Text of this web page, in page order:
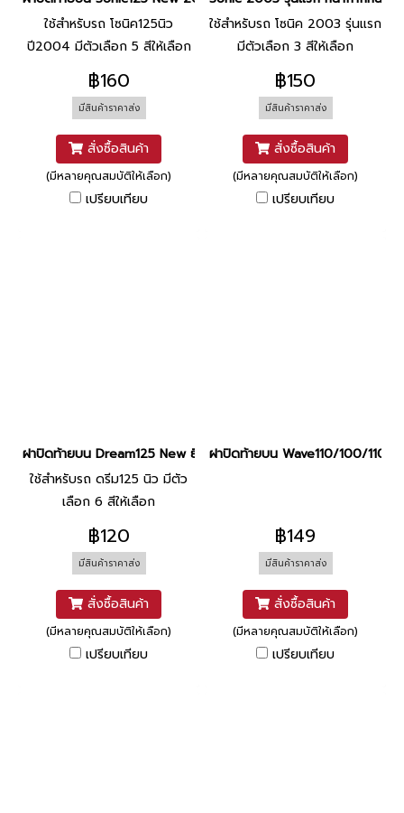
ใช้สำหรับรถ โซนิค125นิว
ปี2004 มีตัวเลือก 5 สีให้เลือก
฿160
มีสินค้าราคาส่ง
สั่งซื้อสินค้า
(มีหลายคุณสมบัติให้เลือก)
เปรียบเทียบ
ใช้สำหรับรถ โซนิค 2003 รุ่นแรก
มีตัวเลือก 3 สีให้เลือก
฿150
มีสินค้าราคาส่ง
สั่งซื้อสินค้า
(มีหลายคุณสมบัติให้เลือก)
เปรียบเทียบ
ฝาปิดท้ายบน Dream125 New ยี่ห้อ MANOO
ใช้สำหรับรถ ดรีม125 นิว มีตัว
เลือก 6 สีให้เลือก
฿120
มีสินค้าราคาส่ง
สั่งซื้อสินค้า
(มีหลายคุณสมบัติให้เลือก)
เปรียบเทียบ
ฝาปิดท้ายบน Wave110/100/110S
฿149
มีสินค้าราคาส่ง
สั่งซื้อสินค้า
(มีหลายคุณสมบัติให้เลือก)
เปรียบเทียบ